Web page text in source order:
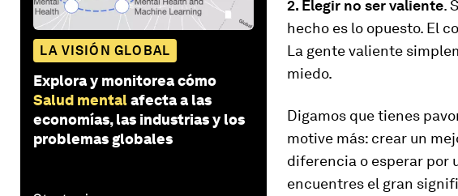
LA VISIÓN GLOBAL
Explora y monitorea cómo
Salud mentalafecta a las
economías, las industrias y los
problemas globales
2. Elegir no ser valiente.
hecho es lo opuesto. El
La gente valiente
miedo.
Digamos que tienes
motive más: crear un
diferencia o esperar por
encuentres el gran